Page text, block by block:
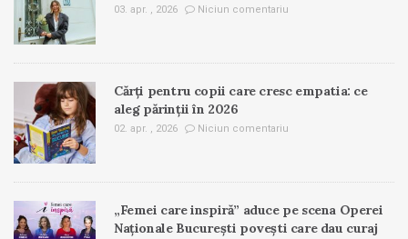
03. apr. , 2026 Niciun comentariu
Cărți pentru copii care cresc empatia: ce
aleg părinții în 2026
02. apr. , 2026 Niciun comentariu
„Femei care inspiră” aduce pe scena Operei
Naționale București povești care dau curaj